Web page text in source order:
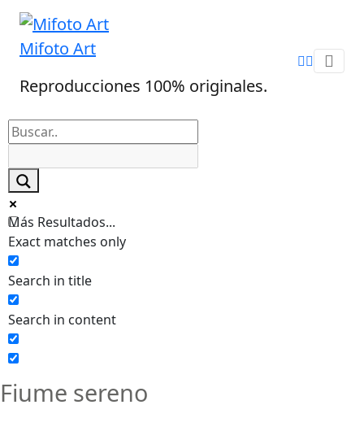
Skip
content
Mifoto Art
Reproducciones 100% originales.
Más Resultados...
Exact matches only
Search in title
Search in content
Fiume sereno